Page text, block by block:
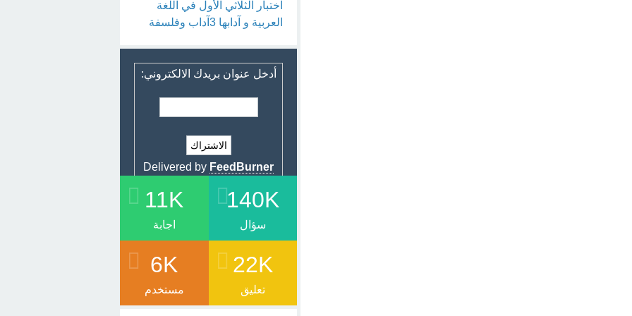
اختبار الثلاثي الأول في اللغة
العربية و آدابها 3آداب وفلسفة
أدخل عنوان بريدك الالكتروني:
Delivered by FeedBurner
140K
سؤال
11K
اجابة
22K
تعليق
6K
مستخدم